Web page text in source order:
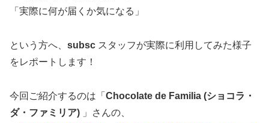
「実際に何が届くか気になる」
という方へ、 subsc スタッフが実際に利用してみた様子
をレポートします！
今回ご紹介するのは「 Chocolate de Familia (ショコラ・
ダ・ファミリア) 」さんの、